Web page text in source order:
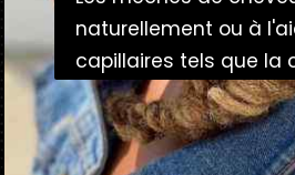
naturellement ou à
capillaires tels que la
naturellement ou à
capillaires tels que la